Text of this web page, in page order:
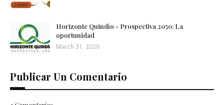
Horizonte Quindío - Prospectiva 2050: La
oportunidad
March 31, 2026
Publicar Un Comentario